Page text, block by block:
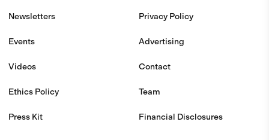
Newsletters
Events
Videos
Ethics Policy
Press Kit
Privacy Policy
Advertising
Contact
Team
Financial Disclosures